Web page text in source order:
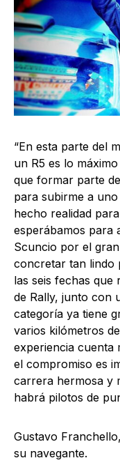
“En esta parte del
un R5 es lo
que formar parte
para subirme a
hecho realidad
esperábamos para
Scuncio por el
concretar tan lindo
las seis fechas que
de Rally, junto con
categoría ya tiene
varios kilómetros
experiencia cuenta
el compromiso es
carrera hermosa y
habrá pilotos de
Gustavo
su navegante.